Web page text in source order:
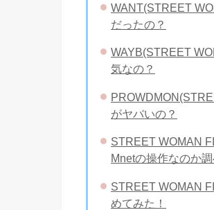
WANT(STREET
だったの？
WAYB(STREET
気なの？
がヤバいの？
STREET WOMAN
Mnetの操作なのか調
STREET WOMAN
めてみた！